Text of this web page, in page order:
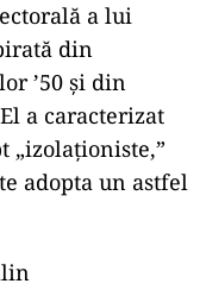
a lui
din
’50 și din
a caracterizat
adopta un astfel